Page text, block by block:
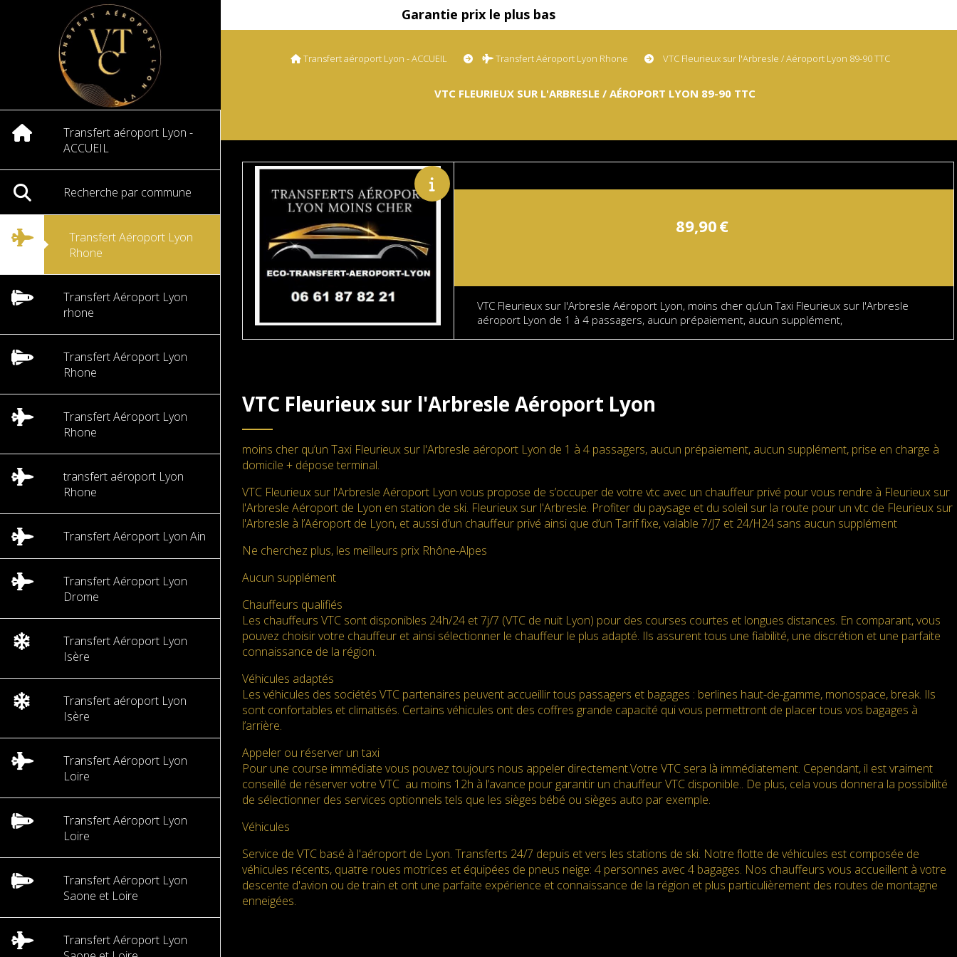
Garantie prix le plus bas
Transfert aéroport Lyon -
ACCUEIL
Recherche par commune
Transfert Aéroport Lyon
Rhone
Transfert Aéroport Lyon
rhone
Transfert Aéroport Lyon
Rhone
Transfert Aéroport Lyon
Rhone
transfert aéroport Lyon
Rhone
Transfert Aéroport Lyon Ain
Transfert Aéroport Lyon
Drome
Transfert Aéroport Lyon
Isère
Transfert aéroport Lyon
Isère
Transfert Aéroport Lyon
Loire
Transfert Aéroport Lyon
Loire
Transfert Aéroport Lyon
Saone et Loire
Transfert Aéroport Lyon
Transfert aéroport Lyon - ACCUEIL Transfert Aéroport Lyon Rhone VTC Fleurieux sur l'Arbresle / Aéroport Lyon 89-90 TTC
VTC FLEURIEUX SUR L'ARBRESLE / AÉROPORT LYON 89-90 TTC
89,90€
VTC Fleurieux sur l'Arbresle Aéroport Lyon, moins cher qu’un Taxi Fleurieux sur l'Arbresle
aéroport Lyon de 1 à 4 passagers, aucun prépaiement, aucun supplément,
VTC Fleurieux sur l'Arbresle Aéroport Lyon
moins cher qu’un Taxi Fleurieux sur l'Arbresle aéroport Lyon de 1 à 4 passagers, aucun prépaiement, aucun supplément, prise en charge à
domicile + dépose terminal.
VTC Fleurieux sur l'Arbresle Aéroport Lyon vous propose de s’occuper de votre vtc avec un chauffeur privé pour vous rendre à Fleurieux sur
l'Arbresle Aéroport de Lyon en station de ski. Fleurieux sur l'Arbresle. Profiter du paysage et du soleil sur la route pour un vtc de Fleurieux sur
l'Arbresle à l’Aéroport de Lyon, et aussi d’un chauffeur privé ainsi que d’un Tarif fixe, valable 7/J7 et 24/H24 sans aucun supplément
Ne cherchez plus, les meilleurs prix Rhône-Alpes
Aucun supplément
Chauffeurs qualifiés
Les chauffeurs VTC sont disponibles 24h/24 et 7j/7 (VTC de nuit Lyon) pour des courses courtes et longues distances. En comparant, vous
pouvez choisir votre chauffeur et ainsi sélectionner le chauffeur le plus adapté. Ils assurent tous une fiabilité, une discrétion et une parfaite
connaissance de la région.
Véhicules adaptés
Les véhicules des sociétés VTC partenaires peuvent accueillir tous passagers et bagages : berlines haut-de-gamme, monospace, break. Ils
sont confortables et climatisés. Certains véhicules ont des coffres grande capacité qui vous permettront de placer tous vos bagages à
l’arrière.
Appeler ou réserver un taxi
Pour une course immédiate vous pouvez toujours nous appeler directement.Votre VTC sera là immédiatement. Cependant, il est vraiment
conseillé de réserver votre VTC au moins 12h à l’avance pour garantir un chauffeur VTC disponible.. De plus, cela vous donnera la possibilité
de sélectionner des services optionnels tels que les sièges bébé ou sièges auto par exemple.
Véhicules
Service de VTC basé à l'aéroport de Lyon. Transferts 24/7 depuis et vers les stations de ski. Notre flotte de véhicules est composée de
véhicules récents, quatre roues motrices et équipées de pneus neige: 4 personnes avec 4 bagages. Nos chauffeurs vous accueillent à votre
descente d'avion ou de train et ont une parfaite expérience et connaissance de la région et plus particulièrement des routes de montagne
enneigées.